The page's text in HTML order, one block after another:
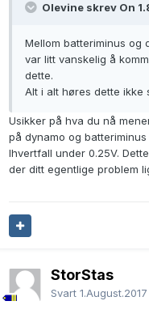
Olevine skrev On
Mellom batteriminus og
var litt vanskelig å
dette.
Alt i alt høres dette ikke
Usikker på hva du nå
på dynamo og
Ihvertfall under 0.25V.
der ditt egentlige problem
StorStas
Svart 1.August.2017